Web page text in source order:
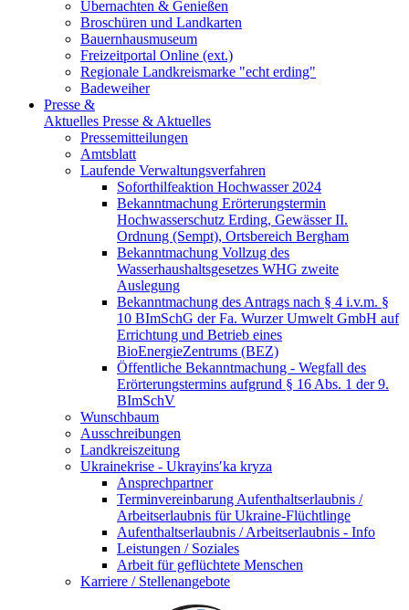
Übernachten & Genießen
Broschüren und Landkarten
Bauernhausmuseum
Freizeitportal Online (ext.)
Regionale Landkreismarke "echt erding"
Badeweiher
Presse &
Aktuelles Presse & Aktuelles
Pressemitteilungen
Amtsblatt
Laufende Verwaltungsverfahren
Soforthilfeaktion Hochwasser 2024
Bekanntmachung Erörterungstermin
Hochwasserschutz Erding, Gewässer II.
Ordnung (Sempt), Ortsbereich Bergham
Bekanntmachung Vollzug des
Wasserhaushaltsgesetzes WHG zweite
Auslegung
Bekanntmachung des Antrags nach § 4 i.v.m. §
10 BImSchG der Fa. Wurzer Umwelt GmbH auf
Errichtung und Betrieb eines
BioEnergieZentrums (BEZ)
Öffentliche Bekanntmachung - Wegfall des
Erörterungstermins aufgrund § 16 Abs. 1 der 9.
BImSchV
Wunschbaum
Ausschreibungen
Landkreiszeitung
Ukrainekrise - Ukrayinsʹka kryza
Ansprechpartner
Terminvereinbarung Aufenthaltserlaubnis /
Arbeitserlaubnis für Ukraine-Flüchtlinge
Aufenthaltserlaubnis / Arbeitserlaubnis - Info
Leistungen / Soziales
Arbeit für geflüchtete Menschen
Karriere / Stellenangebote